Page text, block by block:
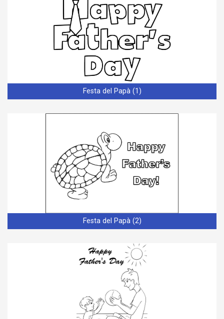
Festa del Papà (1)
Festa del Papà (2)